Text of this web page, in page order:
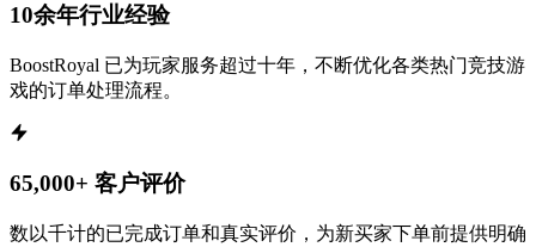
10余年行业经验
BoostRoyal 已为玩家服务超过十年，不断优化各类热门竞技游
戏的订单处理流程。
65,000+ 客户评价
数以千计的已完成订单和真实评价，为新买家下单前提供明确